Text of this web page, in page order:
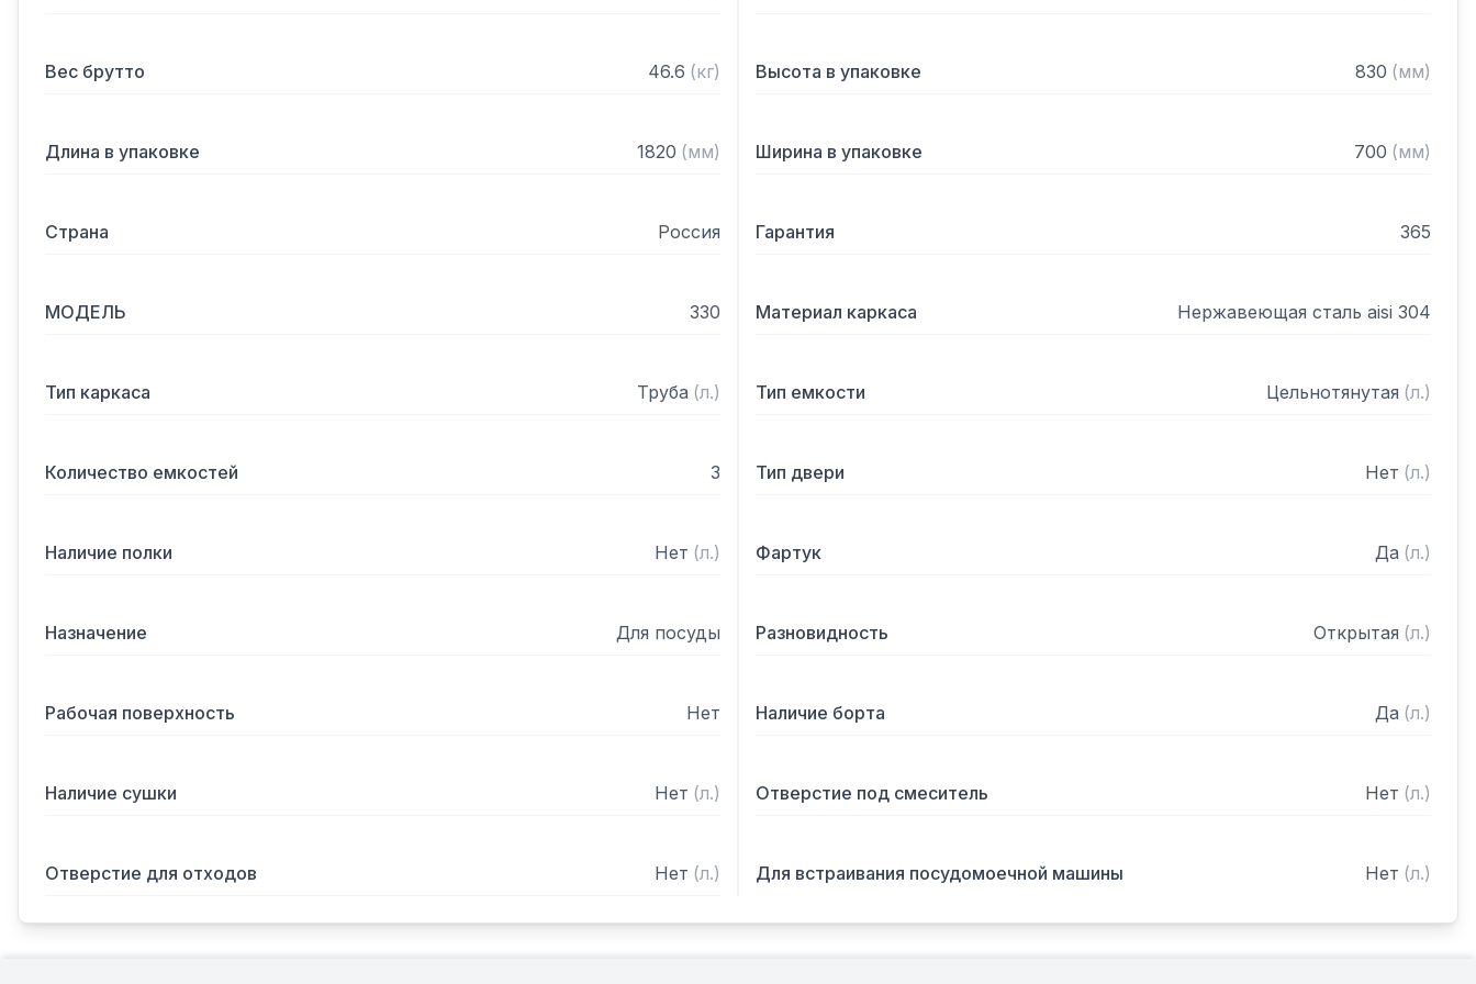
– На дно ванны нанесена вибро-шумоизоляция
Вес брутто 46.6 (кг) Высота в упаковке 830 (мм)
Длина в упаковке 1820 (мм) Ширина в упаковке 700 (мм)
Страна Россия Гарантия 365
МОДЕЛЬ 330 Материал каркаса Нержавеющая сталь aisi 304
Тип каркаса Труба (л.) Тип емкости Цельнотянутая (л.)
Количество емкостей 3 Тип двери Нет (л.)
Наличие полки Нет (л.) Фартук Да (л.)
Назначение Для посуды Разновидность Открытая (л.)
Рабочая поверхность Нет Наличие борта Да (л.)
Наличие сушки Нет (л.) Отверстие под смеситель Нет (л.)
Отверстие для отходов Нет (л.) Для встраивания посудомоечной машины Нет (л.)